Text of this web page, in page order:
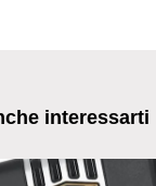
interessarti